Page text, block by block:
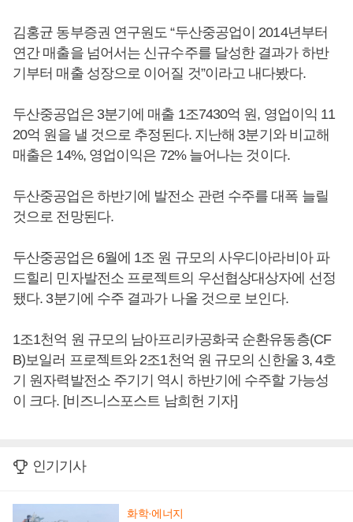
김홍균 동부증권 연구원도 “두산중공업이 2014년부터
연간 매출을 넘어서는 신규수주를 달성한 결과가 하반
기부터 매출 성장으로 이어질 것”이라고 내다봤다.
두산중공업은 3분기에 매출 1조7430억 원, 영업이익 11
20억 원을 낼 것으로 추정된다. 지난해 3분기와 비교해
매출은 14%, 영업이익은 72% 늘어나는 것이다.
두산중공업은 하반기에 발전소 관련 수주를 대폭 늘릴
것으로 전망된다.
두산중공업은 6월에 1조 원 규모의 사우디아라비아 파
드힐리 민자발전소 프로젝트의 우선협상대상자에 선정
됐다. 3분기에 수주 결과가 나올 것으로 보인다.
1조1천억 원 규모의 남아프리카공화국 순환유동층(CF
B)보일러 프로젝트와 2조1천억 원 규모의 신한울 3, 4호
기 원자력발전소 주기기 역시 하반기에 수주할 가능성
이 크다. [비즈니스포스트 남희헌 기자]
인기기사
화학·에너지